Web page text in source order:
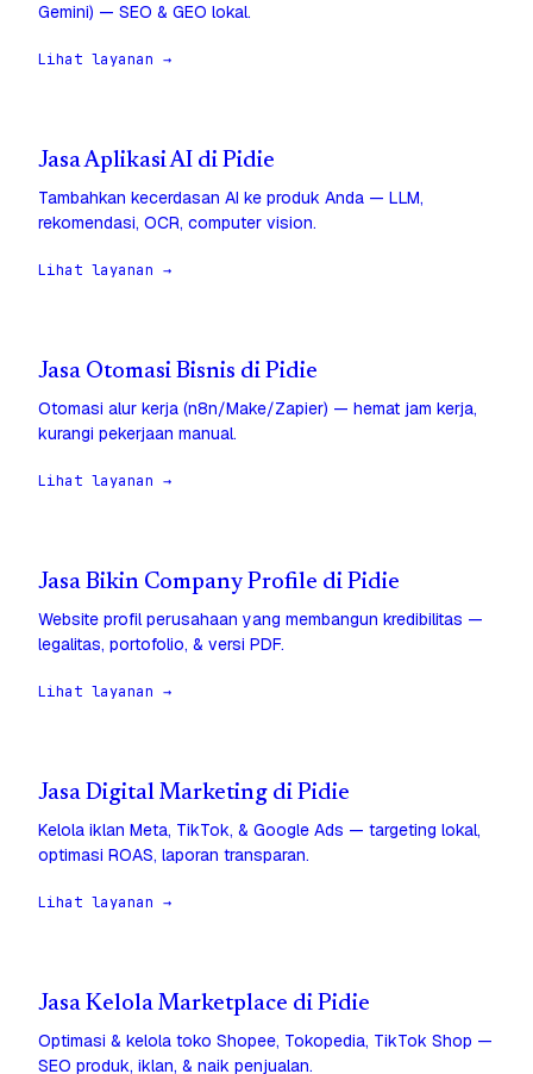
Gemini) — SEO & GEO lokal.
Lihat layanan →
Jasa Aplikasi AI di Pidie
Tambahkan kecerdasan AI ke produk Anda — LLM,
rekomendasi, OCR, computer vision.
Lihat layanan →
Jasa Otomasi Bisnis di Pidie
Otomasi alur kerja (n8n/Make/Zapier) — hemat jam kerja,
kurangi pekerjaan manual.
Lihat layanan →
Jasa Bikin Company Profile di Pidie
Website profil perusahaan yang membangun kredibilitas —
legalitas, portofolio, & versi PDF.
Lihat layanan →
Jasa Digital Marketing di Pidie
Kelola iklan Meta, TikTok, & Google Ads — targeting lokal,
optimasi ROAS, laporan transparan.
Lihat layanan →
Jasa Kelola Marketplace di Pidie
Optimasi & kelola toko Shopee, Tokopedia, TikTok Shop —
SEO produk, iklan, & naik penjualan.